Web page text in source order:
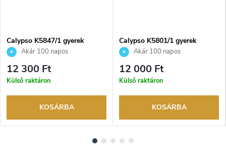
Calypso K5847/1 gyerek
karóraAkár 100 napos
visszaküldési lehetőség. Hivatalos
márkakereskedő.
12 300 Ft
Külső raktáron
KOSÁRBA
Calypso K5801/1 gyerek
karóraAkár 100 napos
visszaküldési lehetőség. Hivatalos
márkakereskedő.
12 000 Ft
Külső raktáron
KOSÁRBA